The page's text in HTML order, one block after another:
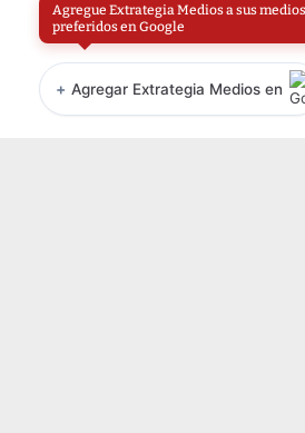
Agregue Extrategia Medios a sus medios
preferidos en Google
+ Agregar Extrategia Medios en